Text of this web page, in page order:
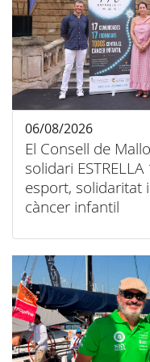
El Consell de
solidari
esport, solidaritat
càncer infantil
06/08/2026